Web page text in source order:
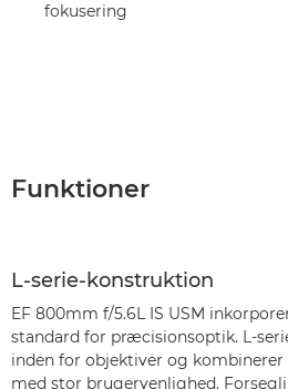
fokusering
Funktioner
L-serie-konstruktion
EF 800mm f/5.6L IS USM
standard for præcisionsoptik. L-
inden for objektiver og
med stor brugervenlighed.